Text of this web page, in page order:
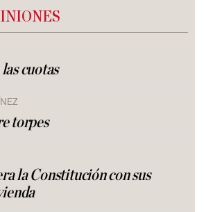
cuotas
torpes
la Constitución con sus